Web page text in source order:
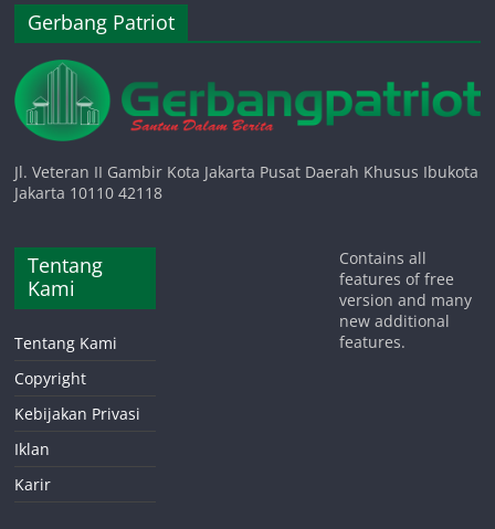
Gerbang Patriot
Jl. Veteran II Gambir Kota Jakarta Pusat Daerah Khusus Ibukota
Jakarta 10110 42118
Tentang
Kami
Tentang Kami
Copyright
Kebijakan Privasi
Iklan
Karir
Contains all
features of free
version and many
new additional
features.